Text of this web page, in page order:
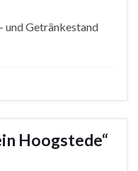
und Getränkestand
Hoogstede“